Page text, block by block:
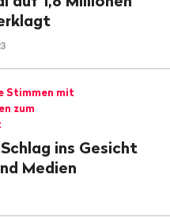
Stimmen mit
zum
ins Gesicht
Medien